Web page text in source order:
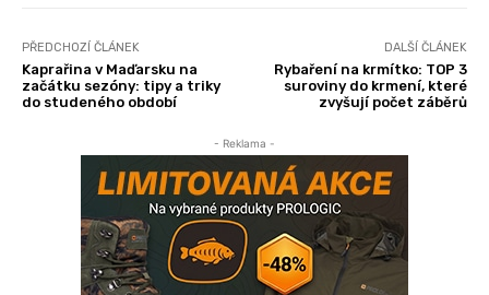
PŘEDCHOZÍ ČLÁNEK
Kaprařina v Maďarsku na
začátku sezóny: tipy a triky
do studeného období
DALŠÍ ČLÁNEK
Rybaření na krmítko: TOP 3
suroviny do krmení, které
zvyšují počet záběrů
- Reklama -